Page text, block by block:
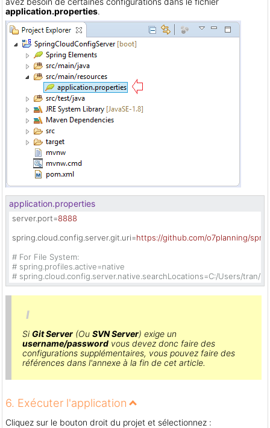
application.properties.
application.properties
server.port=8888
spring.cloud.config.server.git.uri=https://github.com/o7planning/
# For File System:
# spring.profiles.active=native
# spring.cloud.config.server.native.searchLocations=C:/Users/tran/
SiGit Server (Ou SVN Server) exige un
username/password vous devez donc faire des
configurations supplémentaires, vous pouvez faire des
références dans l'annexe à la fin de cet article.
6. Exécuter l'application
Cliquez sur le bouton droit du projet et sélectionnez :